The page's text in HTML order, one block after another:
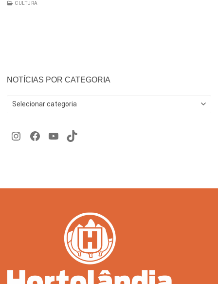
CULTURA
NOTÍCIAS POR CATEGORIA